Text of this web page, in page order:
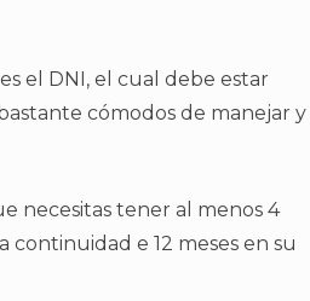
el DNI, el cual debe estar
cómodos de manejar y
necesitas tener al menos 4
e 12 meses en su